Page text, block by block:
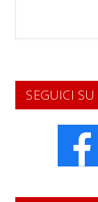
SEGUICI SU